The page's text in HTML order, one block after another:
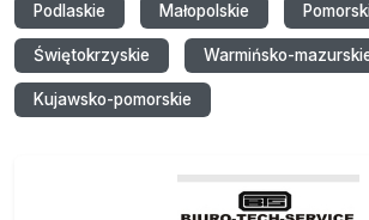
Podlaskie Małopolskie
Świętokrzyskie Warmińsko-
Kujawsko-pomorskie